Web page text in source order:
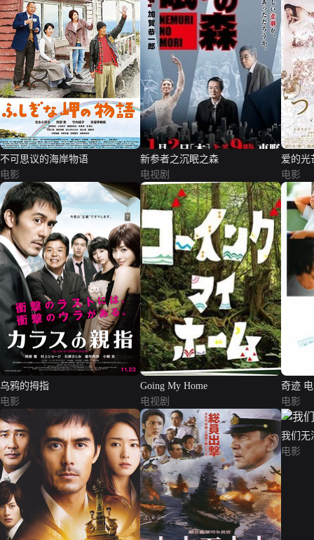
不可思议的海岸物语
电影
新参者之沉眠之森
电视剧
爱的光
电影
乌鸦的拇指
电影
Going My Home
电视剧
奇迹
电影
我们无
电影